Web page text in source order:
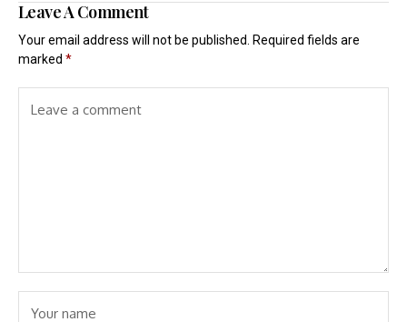
Leave A Comment
Your email address will not be published.
Required fields are
marked *